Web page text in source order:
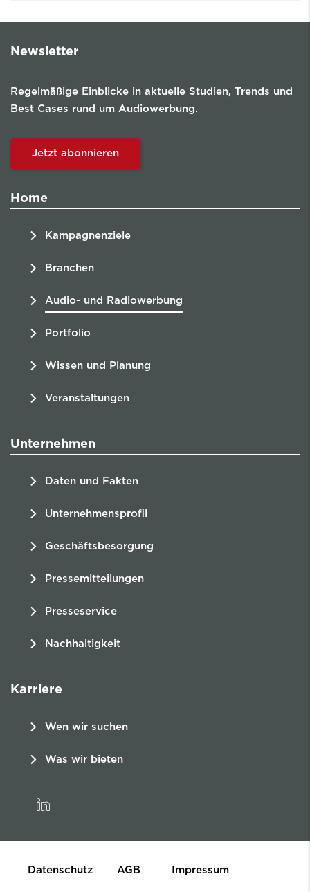
Newsletter
Regelmäßige Einblicke in aktuelle Studien, Trends und
Best Cases rund um Audiowerbung.
Jetzt abonnieren
Home
Kampagnenziele
Branchen
Audio- und Radiowerbung
Portfolio
Wissen und Planung
Veranstaltungen
Unternehmen
Daten und Fakten
Unternehmensprofil
Geschäftsbesorgung
Pressemitteilungen
Presseservice
Nachhaltigkeit
Karriere
Wen wir suchen
Was wir bieten
linkedin
Datenschutz AGB Impressum